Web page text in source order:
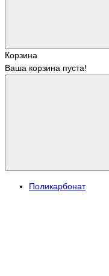
Корзина
Ваша корзина пуста!
Поликарбонат